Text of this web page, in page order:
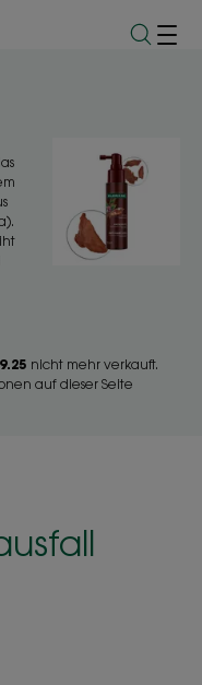
nicht mehr verkauft.
auf dieser Seite